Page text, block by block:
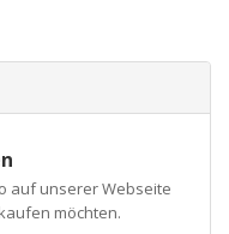
auf unserer Webseite
möchten.